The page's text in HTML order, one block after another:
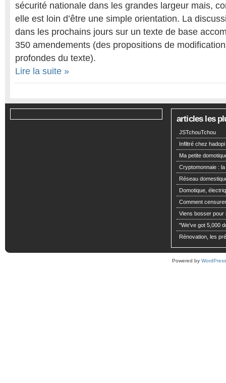
sécurité nationale dans les grandes largeur mais,
elle est loin d’être une simple orientation. La
dans les prochains jours sur un texte de base
350 amendements (des propositions de
profondes du texte).
Lire la suite »
articles les
JSTchouTchou
Infiltré chez hadopi
Ma petite
Cryptomonnaie :
Réseau
Domotique,
Comment
Viens bosser pour
"We've got 5,000
Rénovation, les
Powered by WordPress